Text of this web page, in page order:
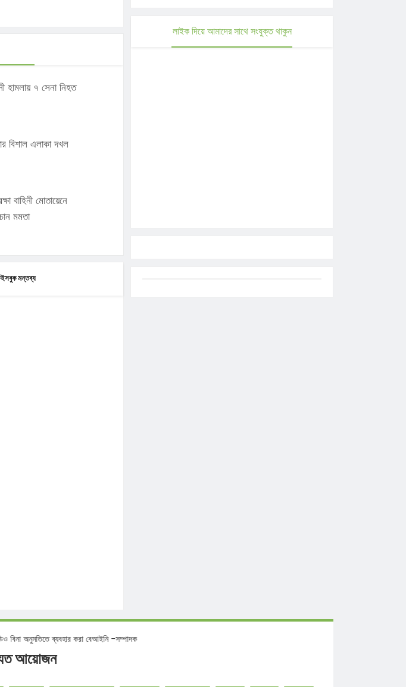
হামলায় ৭ সেনা নিহত
বিশাল এলাকা দখল
বাহিনী মোতায়েনে
মমতা
মন্তব্য
লাইক দিয়ে আমাদের সাথে সংযুক্ত থাকুন
ব্যবহার করা বেআইনি -সম্পাদক
আয়োজন